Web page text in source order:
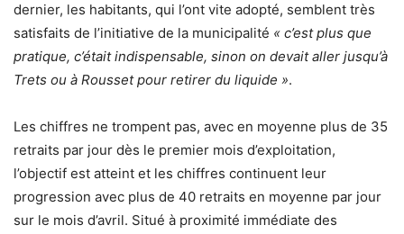
dernier, les habitants, qui l’ont vite adopté, semblent très
satisfaits de l’initiative de la municipalité « c’est plus que
pratique, c’était indispensable, sinon on devait aller jusqu’à
Trets ou à Rousset pour retirer du liquide ».
Les chiffres ne trompent pas, avec en moyenne plus de 35
retraits par jour dès le premier mois d’exploitation,
l’objectif est atteint et les chiffres continuent leur
progression avec plus de 40 retraits en moyenne par jour
sur le mois d’avril. Situé à proximité immédiate des